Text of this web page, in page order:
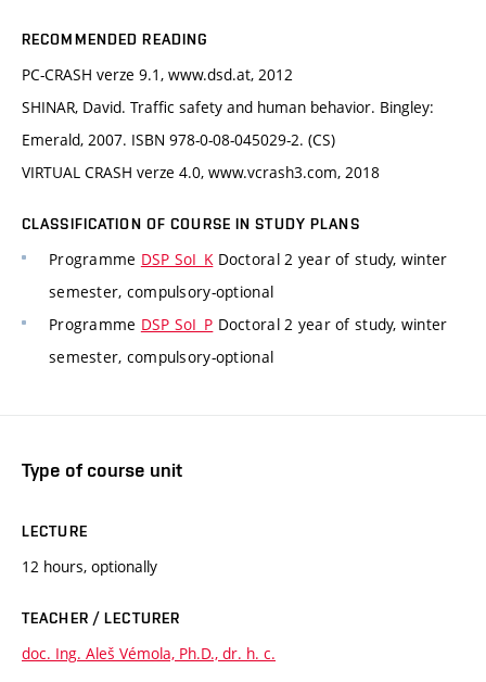
RECOMMENDED READING
PC-CRASH verze 9.1, www.dsd.at, 2012
SHINAR, David. Traffic safety and human behavior. Bingley:
Emerald, 2007. ISBN 978-0-08-045029-2. (CS)
VIRTUAL CRASH verze 4.0, www.vcrash3.com, 2018
CLASSIFICATION OF COURSE IN STUDY PLANS
Programme DSP SoI_KDoctoral 2 year of study, winter
semester, compulsory-optional
Programme DSP SoI_P Doctoral 2 year of study, winter
semester, compulsory-optional
Type of course unit
LECTURE
12 hours, optionally
TEACHER / LECTURER
doc. Ing. Aleš Vémola, Ph.D., dr. h. c.